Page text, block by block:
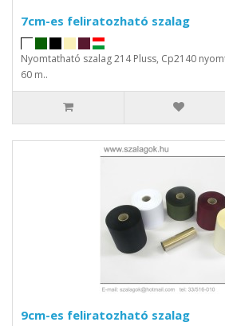
7cm-es feliratozható szalag
Nyomtatható szalag 214 Pluss, Cp2140
60 m..
9cm-es feliratozható szalag